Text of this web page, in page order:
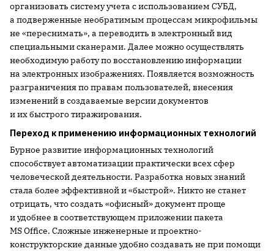
организовать систему учета с использованием СУБД,
а подверженные необратимым процессам микрофильмы
не «переснимать», а переводить в электронный вид
специальными сканерами. Далее можно осуществлять
необходимую работу по восстановлению информации
на электронных изображениях. Появляется возможность
разграничения по правам пользователей, внесения
изменений в создаваемые версии документов
и их быстрого тиражирования.
Переход к применению информационных технологий
Бурное развитие информационных технологий
способствует автоматизации практически всех сфер
человеческой деятельности. Разработка новых знаний
стала более эффективной и «быстрой». Никто не станет
отрицать, что создать «офисный» документ проще
и удобнее в соответствующем приложении пакета
MS Office. Сложные инженерные и проектно-
конструкторские данные удобно создавать не при помощи